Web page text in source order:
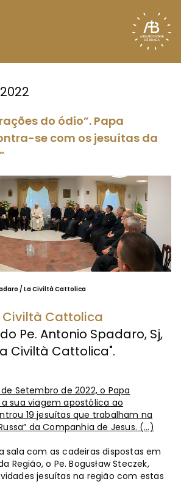
do ódio”. Papa
se com os jesuítas da
/ La Civiltà Cattolica
Civiltà Cattolica
Pe. Antonio Spadaro, Sj,
Civiltà Cattolica".
Setembro de 2022, o Papa
sua viagem apostólica ao
19 jesuítas que trabalham na
da Companhia de Jesus. (…)
sala com as cadeiras dispostas em
Região, o Pe. Bogusław Steczek,
jesuítas na região com estas